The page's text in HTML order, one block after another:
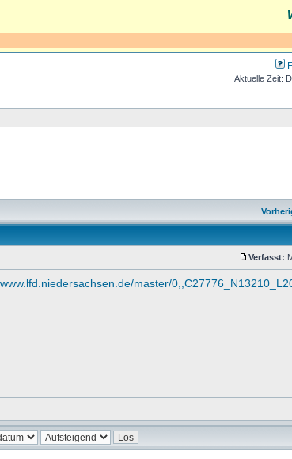
Aktuelle Zeit:
Verfasst:
master/